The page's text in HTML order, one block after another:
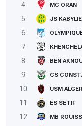
4
MC ORAN
5
JS KABYLIE
6
7
8
BEN
9
CS
10
USM ALGER
11
ES SETIF
12
MB